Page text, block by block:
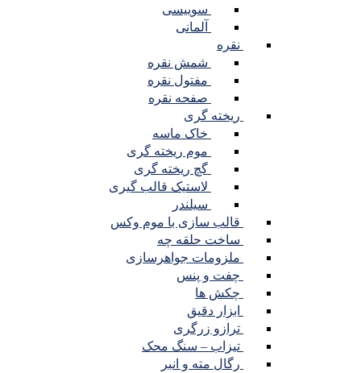
سوییسی
آلمانی
نقره
شمش نقره
مفتول نقره
صفحه نقره
ریخته گری
خاک ماسه
موم ریخته گری
گچ ریخته گری
لاستیک قالب گیری
سیلندر
قالب سازی با موم وکس
ساخت حلقه چه
ملزومات جواهرسازی
چفت و پنس
چکش ها
ابزار دقیق
ترازو زرگری
تیزاب – سنگ محک
رگال مته و انبر